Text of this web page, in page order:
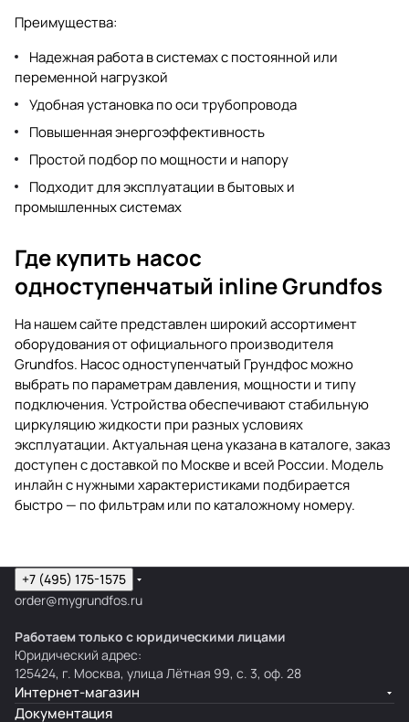
Преимущества:
Надежная работа в системах с постоянной или
переменной нагрузкой
Удобная установка по оси трубопровода
Повышенная энергоэффективность
Простой подбор по мощности и напору
Подходит для эксплуатации в бытовых и
промышленных системах
Где купить насос
одноступенчатый inline Grundfos
На нашем сайте представлен широкий ассортимент
оборудования от официального производителя
Grundfos. Насос одноступенчатый Грундфос можно
выбрать по параметрам давления, мощности и типу
подключения. Устройства обеспечивают стабильную
циркуляцию жидкости при разных условиях
эксплуатации. Актуальная цена указана в каталоге, заказ
доступен с доставкой по Москве и всей России. Модель
инлайн с нужными характеристиками подбирается
быстро — по фильтрам или по каталожному номеру.
+7 (495) 175-1575
order@mygrundfos.ru
Работаем только с юридическими лицами
Юридический адрес:
125424, г. Москва, улица Лётная 99, с. 3, оф. 28
Интернет-магазин
Документация